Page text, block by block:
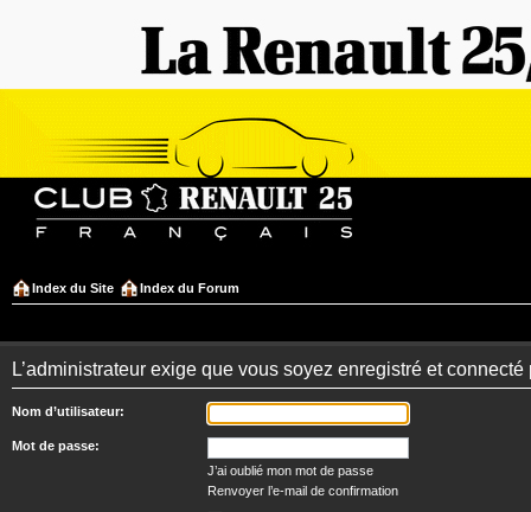
Index du Site Index du Forum
L’administrateur exige que vous soyez enregistré et
Nom d’utilisateur:
Mot de passe:
J’ai oublié mon mot de passe
Renvoyer l’e-mail de confirmation